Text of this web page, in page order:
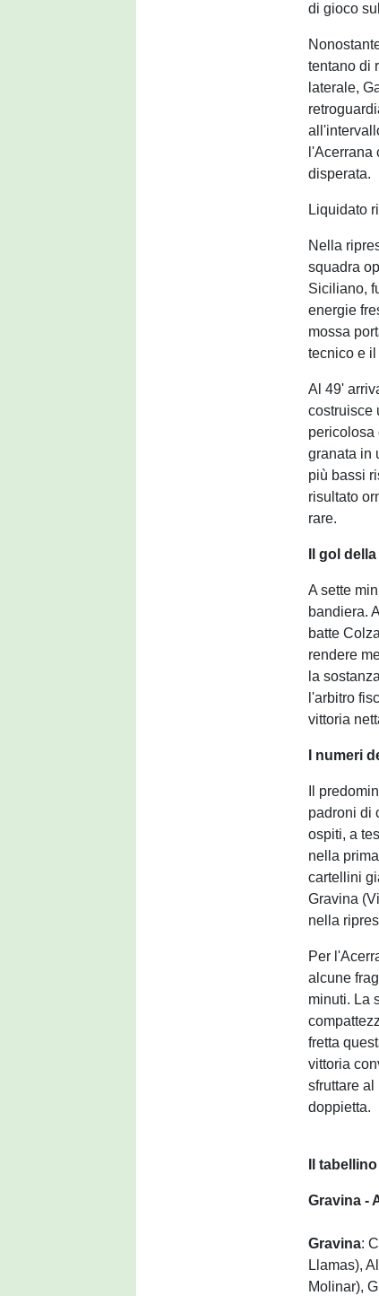
di gioco
tentano di
laterale,
l'Acerrana
disperata.
Liquidato
Nella
squadra
Siciliano,
energie
mossa
tecnico e
Al 49'
costruisce
pericolosa
granata in
più bassi
risultato
rare.
Il gol
A sette
bandiera.
batte
rendere
la
l'arbitro
vittoria
I numeri
Il
padroni di
ospiti, a
nella
cartellini
Gravina
nella
Per
alcune
minuti. La
fretta
vittoria
sfruttare
doppietta.
Il tabellino
Gravina -
Gravina:
Llamas),
Molinar),